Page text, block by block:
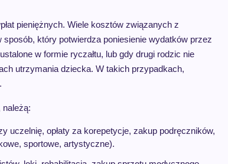
pieniężnych. Wiele kosztów związanych z
który potwierdza poniesienie wydatków przez
w formie ryczałtu, lub gdy drugi rodzic nie
utrzymania dziecka. W takich przypadkach,
uczelnię, opłaty za korepetycje, zakup podręczników,
sportowe, artystyczne).